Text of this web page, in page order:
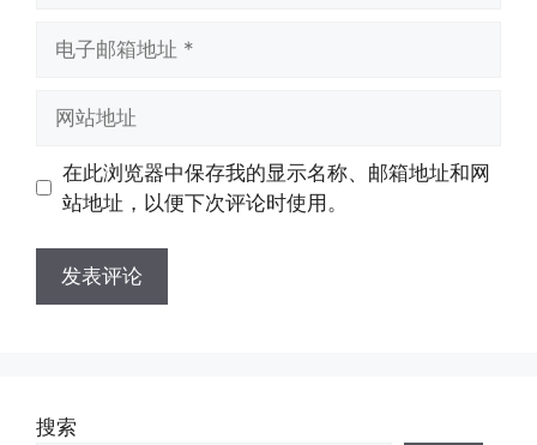
址
址
在此浏览器中保存我的显示名称、邮箱地址和网
站地址，以便下次评论时使用。
搜索